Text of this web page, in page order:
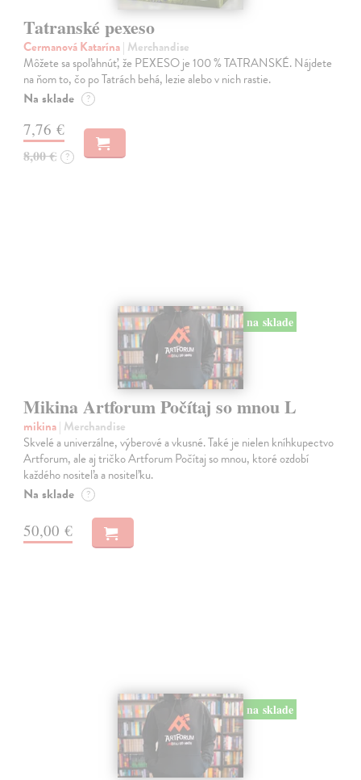
Tatranské pexeso
Cermanová Katarína| Merchandise
Môžete sa spoľahnúť, že PEXESO je 100 % TATRANSKÉ. Nájdete
na ňom to, čo po Tatrách behá, lezie alebo v nich rastie.
Na sklade ?
7,76 €
8,00 € ?
na sklade
Mikina Artforum Počítaj so mnou L
mikina| Merchandise
Skvelé a univerzálne, výberové a vkusné. Také je nielen kníhkupectvo
Artforum, ale aj tričko Artforum Počítaj so mnou, ktoré ozdobí
každého nositeľa a nositeľku.
Na sklade ?
50,00 €
na sklade